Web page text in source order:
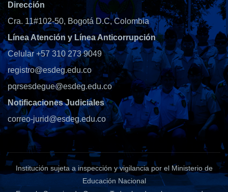
Dirección
Cra. 11#102-50, Bogotá D.C, Colombia
Línea Atención y Línea Anticorrupción
Celular +57 310 273 9049
registro@esdeg.edu.co
pqrsesdegue@esdeg.edu.co
Notificaciones Judiciales
correo-jurid@esdeg.edu.co
Institución sujeta a inspección y vigilancia por el Ministerio de
Educación Nacional